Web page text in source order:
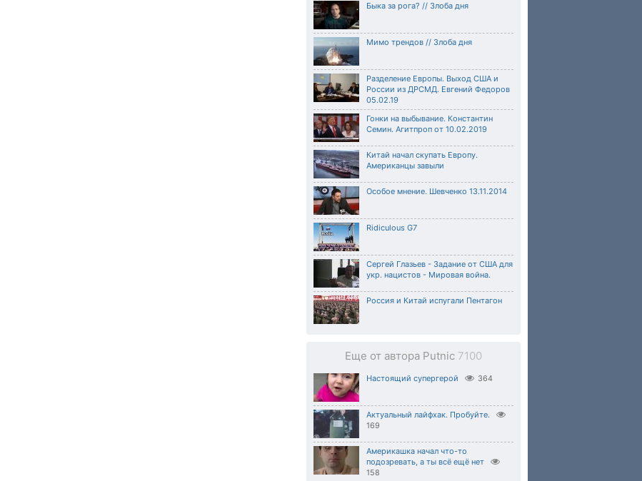
Быка за рога? // Злоба дня
Мимо трендов // Злоба дня
Разделение Европы. Выход США и
России из ДРСМД. Евгений Федоров
05.02.19
Гонки на выбывание. Константин
Семин. Агитпроп от 10.02.2019
Китай начал скупать Европу.
Американцы завыли
Особое мнение. Шевченко 13.11.2014
Ridiculous G7
Сергей Глазьев - Задание от США для
укр. нацистов - Мировая война.
Россия и Китай испугали Пентагон
Еще от автора Putnic 7100
Настоящий супергерой 364
Актуальный лайфхак. Пробуйте.
169
Америкашка начал что-то
подозревать, а ты всё ещё нет
158